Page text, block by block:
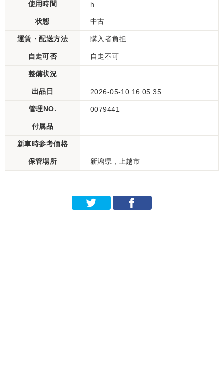
使用時間 h
状態 中古
運賃・配送方法 購入者負担
自走可否 自走不可
整備状況
出品日 2026-05-10 16:05:35
管理NO. 0079441
付属品
新車時参考価格
保管場所 新潟県 , 上越市